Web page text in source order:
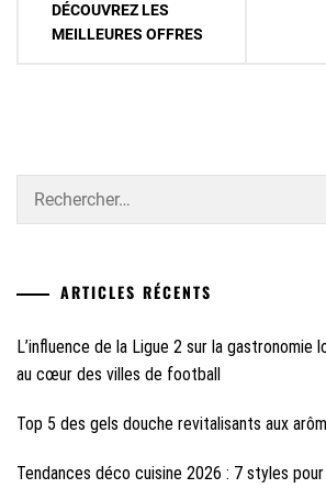
l’article
DÉCOUVREZ LES
MEILLEURES OFFRES
ARTICLES RÉCENTS
L’influence de la Ligue 2 sur la gastronomie
au cœur des villes de football
Top 5 des gels douche revitalisants aux
Tendances déco cuisine 2026 : 7 styles